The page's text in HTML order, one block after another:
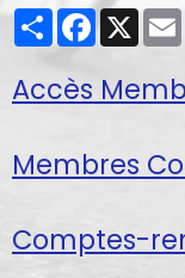
PartagerFacebook
X
Accès
Membres
Comptes-